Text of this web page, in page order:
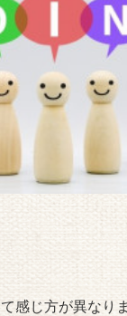
感じ方が異なり